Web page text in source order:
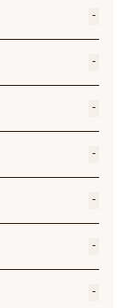
-
-
-
-
-
-
-